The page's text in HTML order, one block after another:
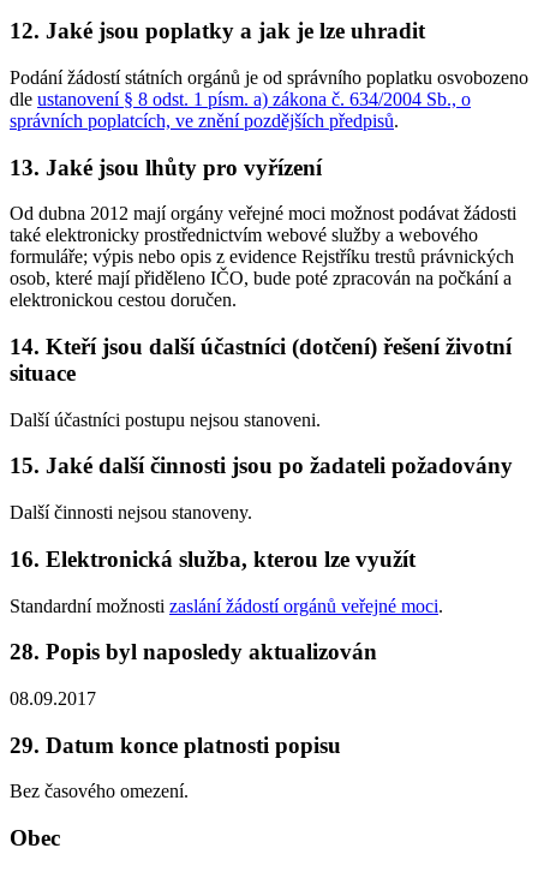
12. Jaké jsou poplatky a jak je lze uhradit
Podání žádostí státních orgánů je od správního poplatku osvobozeno
dle ustanovení § 8 odst. 1 písm. a) zákona č. 634/2004 Sb., o
správních poplatcích, ve znění pozdějších předpisů.
13. Jaké jsou lhůty pro vyřízení
Od dubna 2012 mají orgány veřejné moci možnost podávat žádosti
také elektronicky prostřednictvím webové služby a webového
formuláře; výpis nebo opis z evidence Rejstříku trestů právnických
osob, které mají přiděleno IČO, bude poté zpracován na počkání a
elektronickou cestou doručen.
14. Kteří jsou další účastníci (dotčení) řešení životní
situace
Další účastníci postupu nejsou stanoveni.
15. Jaké další činnosti jsou po žadateli požadovány
Další činnosti nejsou stanoveny.
16. Elektronická služba, kterou lze využít
Standardní možnosti zaslání žádostí orgánů veřejné moci.
28. Popis byl naposledy aktualizován
08.09.2017
29. Datum konce platnosti popisu
Bez časového omezení.
Obec